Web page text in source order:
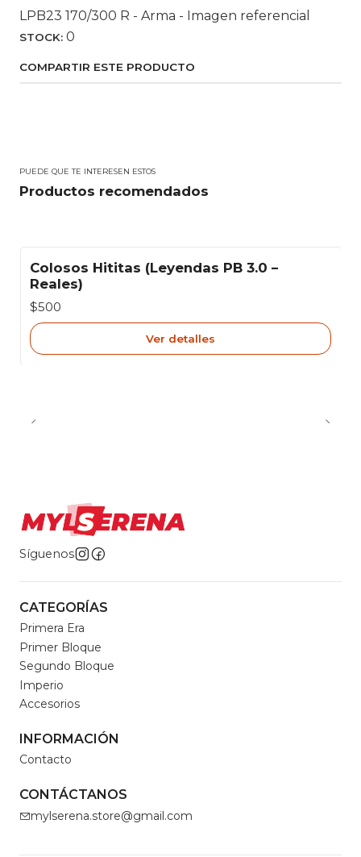
LPB23 170/300 R - Arma - Imagen referencial
STOCK: 0
COMPARTIR ESTE PRODUCTO
PUEDE QUE TE INTERESEN ESTOS
Productos recomendados
Agotado
Colosos Hititas (Leyendas PB 3.0 –
Reales)
$500
Ver detalles
Síguenos
CATEGORÍAS
Primera Era
Primer Bloque
Segundo Bloque
Imperio
Accesorios
INFORMACIÓN
Contacto
CONTÁCTANOS
mylserena.store@gmail.com